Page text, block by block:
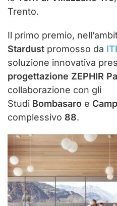
Trento.
Il primo premio,
Stardust promosso da
soluzione innovativa
progettazione ZEPHIR
collaborazione con gli
Studi Bombasaro e
complessivo 88.